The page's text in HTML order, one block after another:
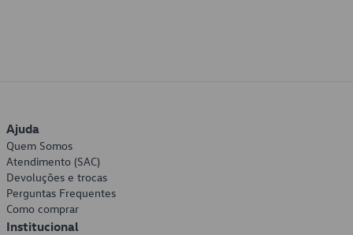
Ajuda
Quem Somos
Atendimento (SAC)
Devoluções e trocas
Perguntas Frequentes
Como comprar
Institucional